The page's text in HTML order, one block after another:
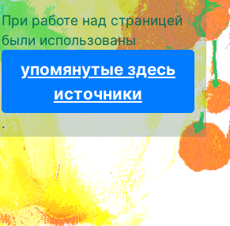
При работе над страницей
были использованы
упомянутые здесь
источники
.